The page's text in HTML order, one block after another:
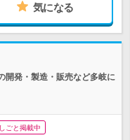
気になる
開発・製造・販売など多岐に
ごと掲載中